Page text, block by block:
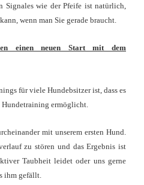
Signales wie der Pfeife ist natürlich,
wenn man Sie gerade braucht.
einen neuen Start mit dem
für viele Hundebsitzer ist, dass es
ermöglicht.
mit unserem ersten Hund.
zu stören und das Ergebnis ist
Taubheit leidet oder uns gerne
ihm gefällt.